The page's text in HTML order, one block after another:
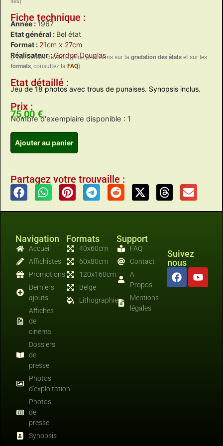
Fiche technique :
Année : 1967
Etat général : Bel état
Format : 21cm x 27cm
Réalisateur :Gordon Douglas
(Pour obtenir davantage de précisions sur la gradation des états et sur les
formats, consultez la FAQ)
Etat détaillé :
Jeu de 18 photos avec trous de punaises. Synopsis inclus.
Prix :
75,00 €
Nombre d'exemplaire disponible : 1
Ajouter au panier
Partagez votre trouvaille :
Navigation
Accueil
Affichistes
Promotions
Derniers
ajouts
Affiches
de
cinéma
Dossiers
de
presse
Photos
d'exploitation
Photos
de
presse
Synopsis
Formats
40x60cm
60x80cm
120x160cm
Belge
Lithographies
Support
FAQ
Contact
A
Propos
Mentions
légales
Suivez
nous